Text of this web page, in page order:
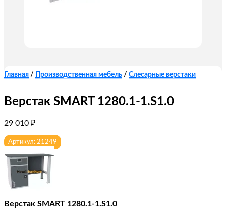
Главная / Производственная мебель / Слесарные верстаки
Верстак SMART 1280.1-1.S1.0
29 010 ₽
Артикул: 21249
Верстак SMART 1280.1-1.S1.0